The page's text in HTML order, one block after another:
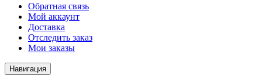
Обратная связь
Мой аккаунт
Доставка
Отследить заказ
Мои заказы
Навигация